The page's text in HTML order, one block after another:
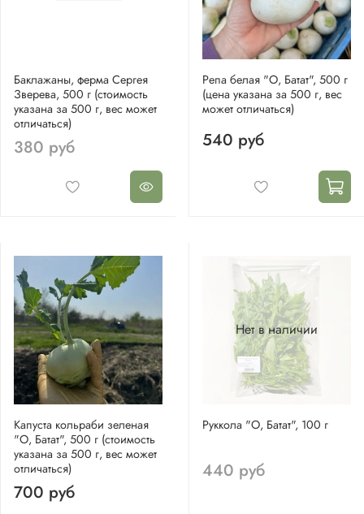
Баклажаны, ферма Сергея
Зверева, 500 г (стоимость
указана за 500 г, вес может
отличаться)
380 руб
Репа белая "О, Батат", 500 г
(цена указана за 500 г, вес
может отличаться)
540 руб
Капуста кольраби зеленая
"О, Батат", 500 г (стоимость
указана за 500 г, вес может
отличаться)
700 руб
Нет в наличии
Руккола "О, Батат", 100 г
440 руб